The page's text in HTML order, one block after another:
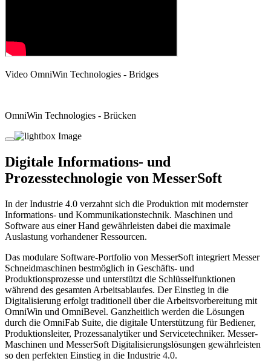
Video OmniWin Technologies - Bridges
OmniWin Technologies - Brücken
Digitale Informations- und
Prozesstechnologie von MesserSoft
In der Industrie 4.0 verzahnt sich die Produktion mit modernster
Informations- und Kommunikationstechnik. Maschinen und
Software aus einer Hand gewährleisten dabei die maximale
Auslastung vorhandener Ressourcen.
Das modulare Software-Portfolio von MesserSoft integriert Messer
Schneidmaschinen bestmöglich in Geschäfts- und
Produktionsprozesse und unterstützt die Schlüsselfunktionen
während des gesamten Arbeitsablaufes. Der Einstieg in die
Digitalisierung erfolgt traditionell über die Arbeitsvorbereitung mit
OmniWin und OmniBevel. Ganzheitlich werden die Lösungen
durch die OmniFab Suite, die digitale Unterstützung für Bediener,
Produktionsleiter, Prozessanalytiker und Servicetechniker. Messer-
Maschinen und MesserSoft Digitalisierungslösungen gewährleisten
so den perfekten Einstieg in die Industrie 4.0.